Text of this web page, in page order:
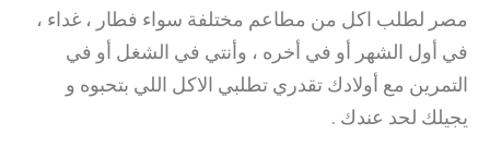
مصر لطلب اكل من مطاعم مختلفة سواء فطار ، غداء ،
في أول الشهر أو في أخره ، وأنتي في الشغل أو في
التمرين مع أولادك تقدري تطلبي الاكل اللي بتحبوه و
يجيلك لحد عندك .